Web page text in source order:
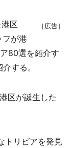
［広告］
区
が港
80選を紹介す
する。
区が誕生した
トリビアを発見